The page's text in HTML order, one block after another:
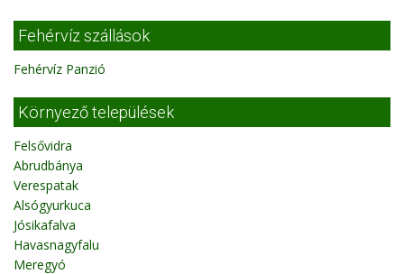
Fehérvíz szállások
Fehérvíz Panzió
Környező települések
Felsővidra
Abrudbánya
Verespatak
Alsógyurkuca
Jósikafalva
Havasnagyfalu
Meregyó